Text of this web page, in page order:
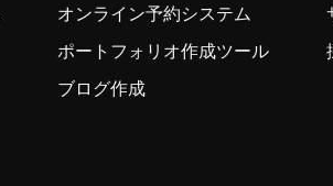
オンライン予約システム
ポートフォリオ作成ツール
ブログ作成